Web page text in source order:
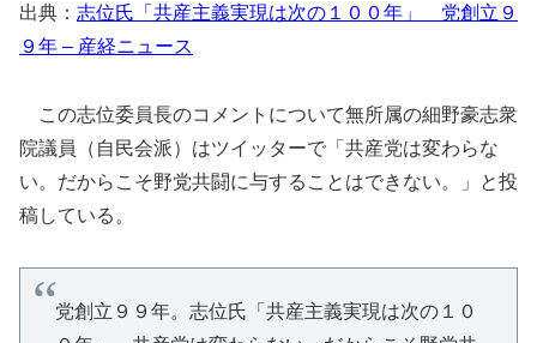
出典： 志位氏「共産主義実現は次の１００年」 党創立９
９年 – 産経ニュース
この志位委員長のコメントについて無所属の細野豪志衆
院議員（自民会派）はツイッターで「共産党は変わらな
い。だからこそ野党共闘に与することはできない。」と投
稿している。
党創立９９年。志位氏「共産主義実現は次の１０